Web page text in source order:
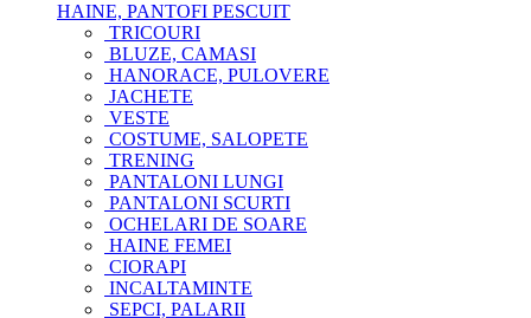
HAINE, PANTOFI PESCUIT
TRICOURI
BLUZE, CAMASI
HANORACE, PULOVERE
JACHETE
VESTE
COSTUME, SALOPETE
TRENING
PANTALONI LUNGI
PANTALONI SCURTI
OCHELARI DE SOARE
HAINE FEMEI
CIORAPI
INCALTAMINTE
SEPCI, PALARII